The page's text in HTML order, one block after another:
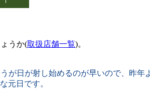
うか(取扱店舗一覧)。
日が射し始めるのが早いので、昨年
元日です。